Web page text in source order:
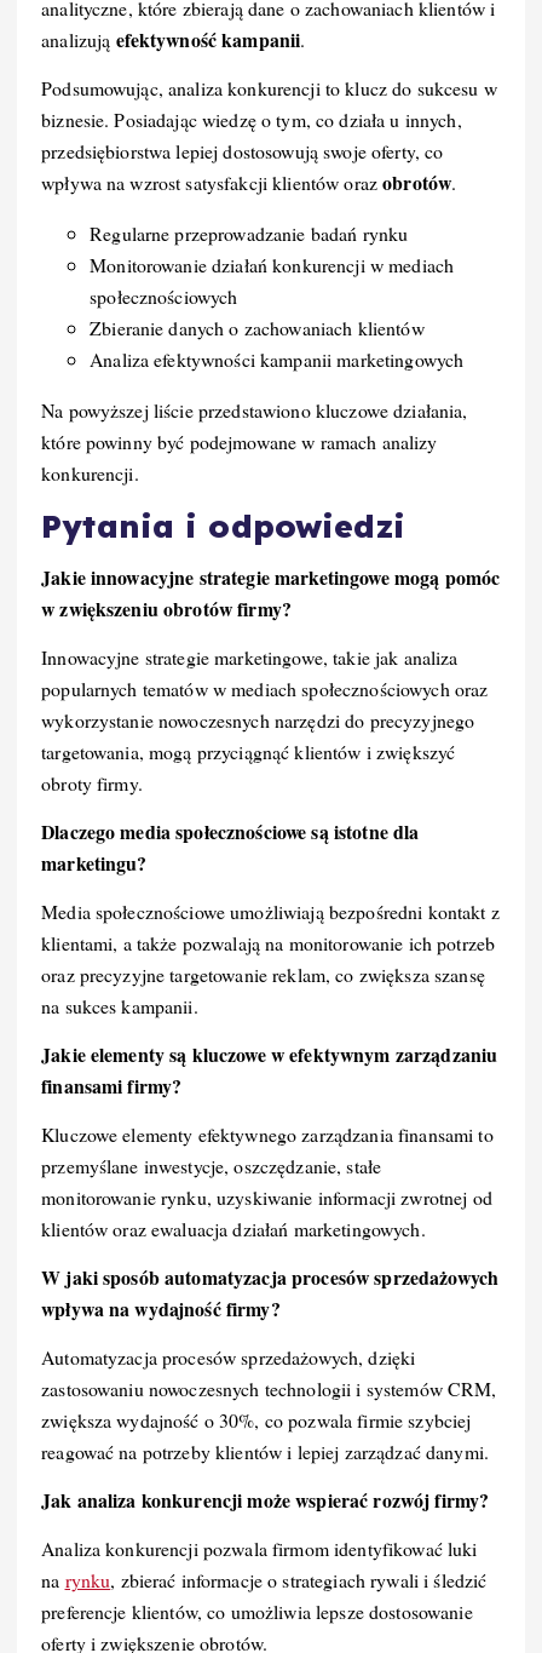
analityczne, które zbierają dane o zachowaniach klientów i
analizują efektywność kampanii.
Podsumowując, analiza konkurencji to klucz do sukcesu w
biznesie. Posiadając wiedzę o tym, co działa u innych,
przedsiębiorstwa lepiej dostosowują swoje oferty, co
wpływa na wzrost satysfakcji klientów orazobrotów.
Regularne przeprowadzanie badań rynku
Monitorowanie działań konkurencji w mediach
społecznościowych
Zbieranie danych o zachowaniach klientów
Analiza efektywności kampanii marketingowych
Na powyższej liście przedstawiono kluczowe działania,
które powinny być podejmowane w ramach analizy
konkurencji.
Pytania i odpowiedzi
Jakie innowacyjne strategie marketingowe mogą pomóc
w zwiększeniu obrotów firmy?
Innowacyjne strategie marketingowe, takie jak analiza
popularnych tematów w mediach społecznościowych oraz
wykorzystanie nowoczesnych narzędzi do precyzyjnego
targetowania, mogą przyciągnąć klientów i zwiększyć
obroty firmy.
Dlaczego media społecznościowe są istotne dla
marketingu?
Media społecznościowe umożliwiają bezpośredni kontakt z
klientami, a także pozwalają na monitorowanie ich potrzeb
oraz precyzyjne targetowanie reklam, co zwiększa szansę
na sukces kampanii.
Jakie elementy są kluczowe w efektywnym zarządzaniu
finansami firmy?
Kluczowe elementy efektywnego zarządzania finansami to
przemyślane inwestycje, oszczędzanie, stałe
monitorowanie rynku, uzyskiwanie informacji zwrotnej od
klientów oraz ewaluacja działań marketingowych.
W jaki sposób automatyzacja procesów sprzedażowych
wpływa na wydajność firmy?
Automatyzacja procesów sprzedażowych, dzięki
zastosowaniu nowoczesnych technologii i systemów CRM,
zwiększa wydajność o 30%, co pozwala firmie szybciej
reagować na potrzeby klientów i lepiej zarządzać danymi.
Jak analiza konkurencji może wspierać rozwój firmy?
Analiza konkurencji pozwala firmom identyfikować luki
na rynku, zbierać informacje o strategiach rywali i śledzić
preferencje klientów, co umożliwia lepsze dostosowanie
oferty i zwiększenie obrotów.